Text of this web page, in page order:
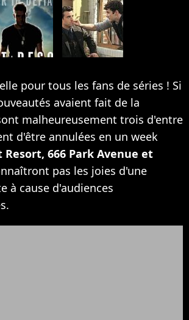
pour tous les fans de séries ! Si
avaient fait de la
malheureusement trois d'entre
d'être annulées en un week
Resort, 666 Park Avenue et
pas les joies d'une
à cause d'audiences